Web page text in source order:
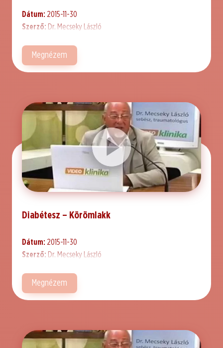
Dátum: 2015-11-30
Szerző: Dr. Mecseky László
Megnézem
Diabétesz – Körömlakk
Dátum: 2015-11-30
Szerző: Dr. Mecseky László
Megnézem